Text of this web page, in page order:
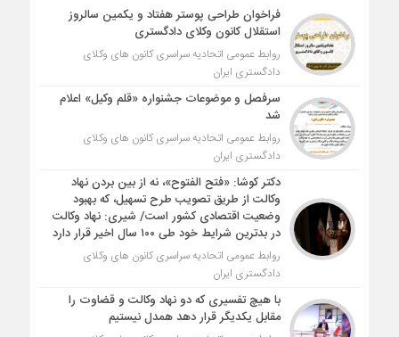
فراخوان طراحی پوستر هفتاد و یکمین سالروز
استقلال کانون وکلای دادگستری
روابط عمومی اتحادیه سراسری کانون های وکلای
دادگستری ایران
سرفصل و موضوعات جشنواره «قلم وکیل» اعلام
شد
روابط عمومی اتحادیه سراسری کانون های وکلای
دادگستری ایران
دکتر کوشا: «فتح الفتوح»، نه از بین بردن نهاد
وکالت از طریق تصویب طرح تسهیل، که بهبود
وضعیت اقتصادی کشور است/ شیری: نهاد وکالت
در بدترین شرایط خود طی ۱۰۰ سال اخیر قرار دارد
روابط عمومی اتحادیه سراسری کانون های وکلای
دادگستری ایران
با هیچ تفسیری که دو نهاد وکالت و قضاوت را
مقابل یکدیگر قرار دهد همدل نیستیم